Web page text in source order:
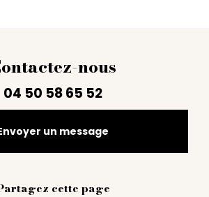
nous
04 50 58 65 52
un message
cette page